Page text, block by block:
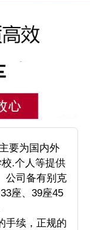
要为国内外
.个人等提供
公司备有别克
座、39座45
手续，正规的